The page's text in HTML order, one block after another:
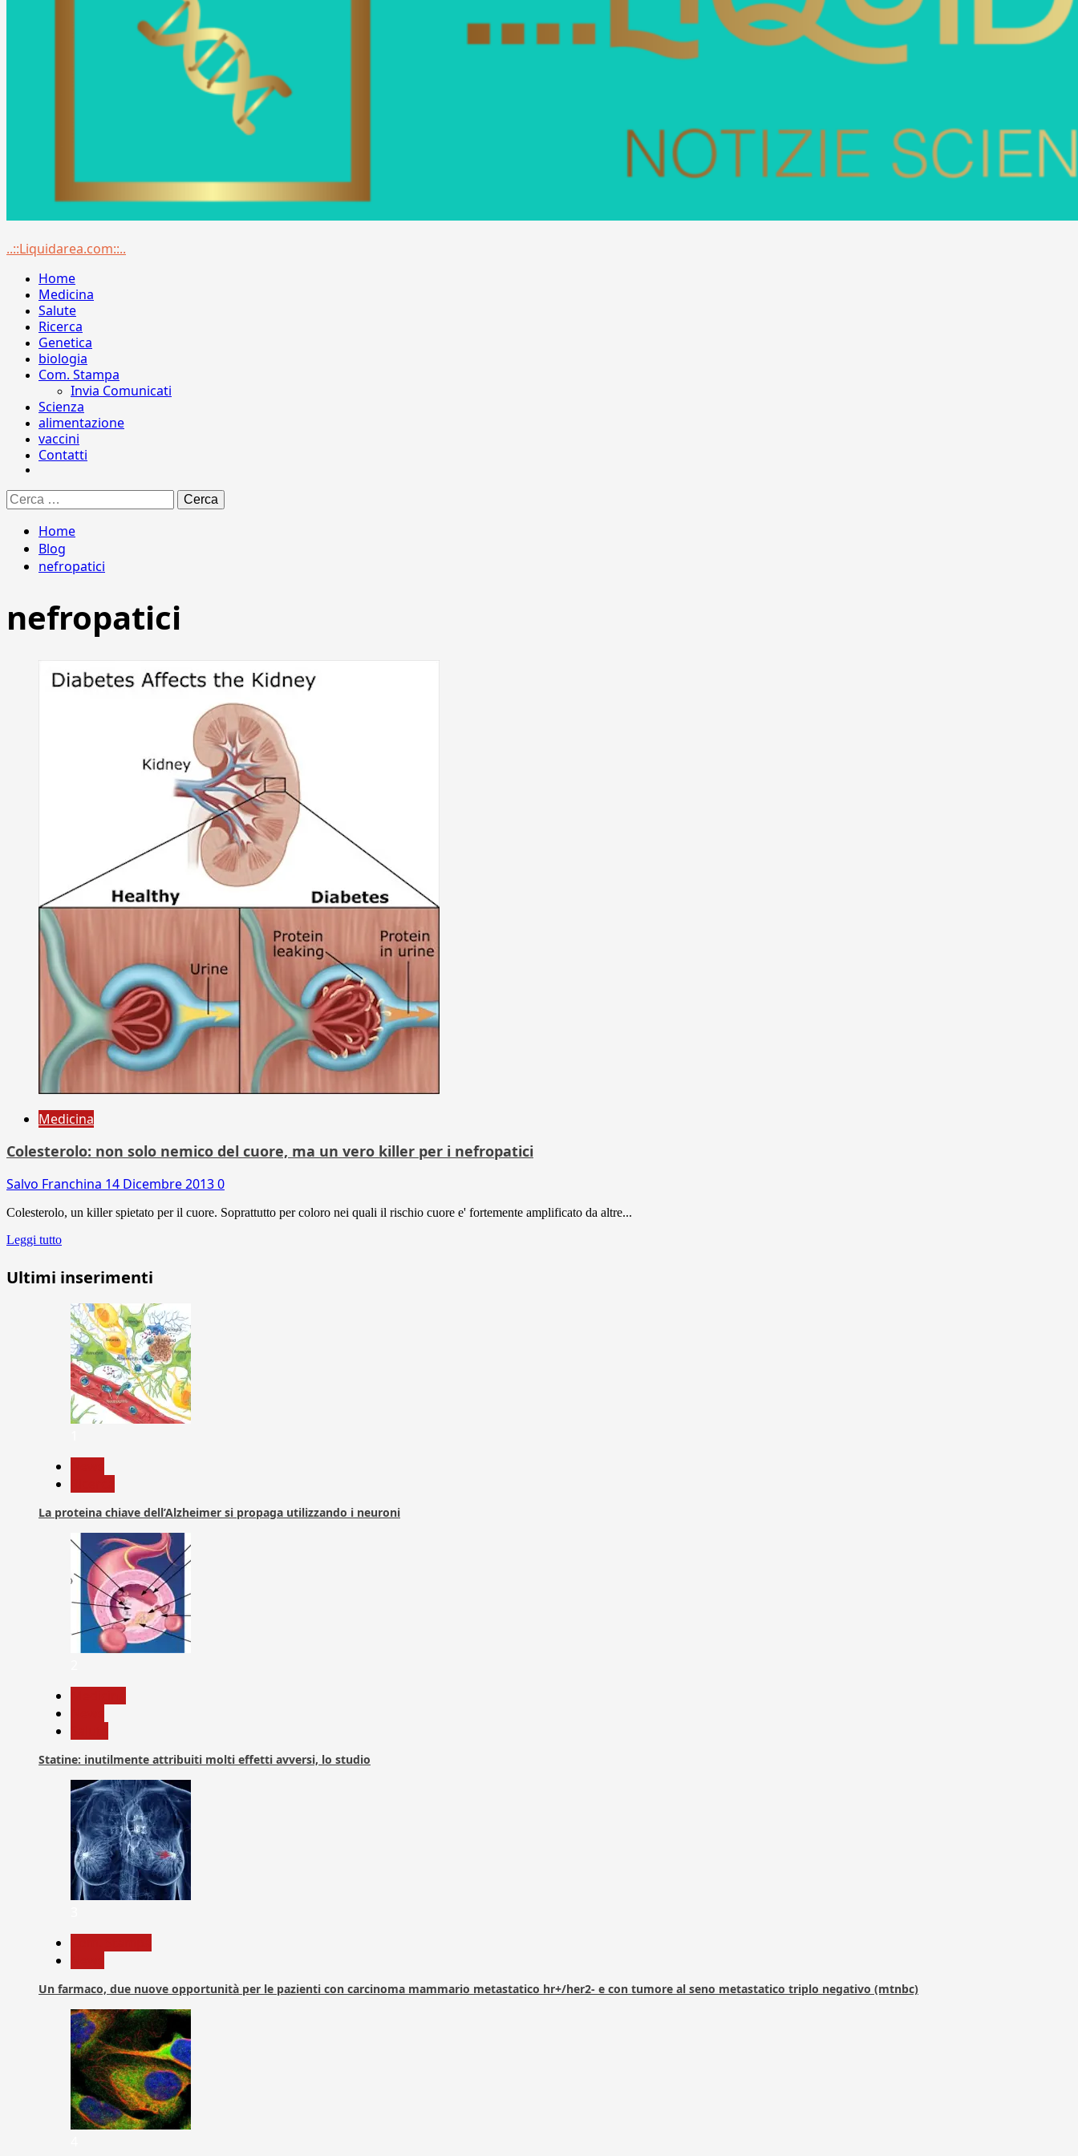
Menu
..::Liquidarea.com::..
Home
Medicina
Salute
Ricerca
Genetica
biologia
Com. Stampa
Invia Comunicati
Scienza
alimentazione
vaccini
Contatti
Ricerca
per:
Home
Blog
nefropatici
nefropatici
Medicina
Colesterolo: non solo nemico del cuore, ma un vero killer per i nefropatici
Salvo Franchina 14 Dicembre 20130
Colesterolo, un killer spietato per il cuore. Soprattutto per coloro nei quali il rischio cuore e' fortemente amplificato da altre...
Leggi tutto
Ultimi inserimenti
La proteina chiave dell’Alzheimer si propaga utilizzando i neuroni
Statine: inutilmente attribuiti molti effetti avversi, lo studio
Un farmaco, due nuove opportunità per le pazienti con carcinoma mammario metastatico hr+/her2- e con tumore al seno metastatico triplo negativo (mtnbc)